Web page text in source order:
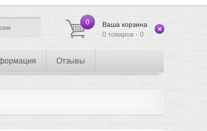
0
Ваша корзина
0 товаров - 0
Отзывы